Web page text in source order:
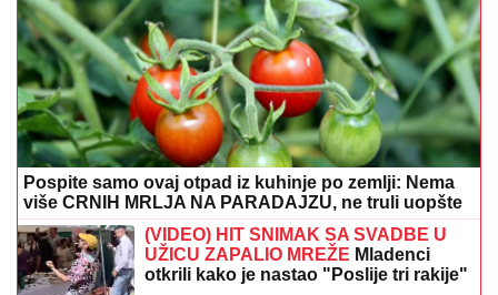
Pospite samo ovaj otpad iz kuhinje po zemlji: Nema
više CRNIH MRLJA NA PARADAJZU, ne truli uopšte
(VIDEO) HIT SNIMAK SA SVADBE U
UŽICU ZAPALIO MREŽE Mladenci
otkrili kako je nastao "Poslije tri rakije"